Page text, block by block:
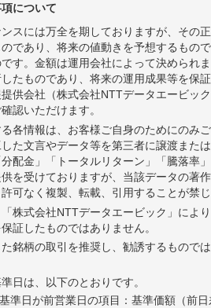
について
スには万全を期しておりますが、その
であり、将来の値動きを予想するもの
す。金額は運用会社によって決められ
たものであり、将来の運用成果等を保
供会社（株式会社NTTデータエービッ
認いただけます。
各情報は、お客様ご自身のためにのみ
た文言やデータ等を第三者に譲渡また
分配金」「トータルリターン」「騰落
を受けておりますが、当該データの著
可なく複製、転載、引用することが禁
株式会社NTTデータエービック」によ
証したものではありません。
銘柄の取引を推奨し、勧誘するもので
日は、以下のとおりです。
準日が前営業日の項目：基準価額（前